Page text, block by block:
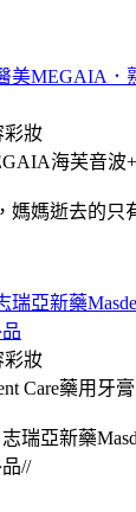
美MEGAIA
彩妝
媽媽逝去的只
瑞亞新藥
彩妝
瑞亞新藥
//